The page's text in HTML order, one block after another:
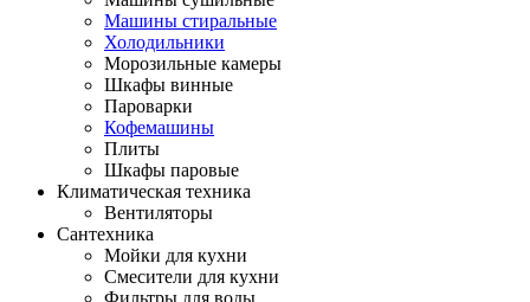
Машины стиральные
Холодильники
Морозильные камеры
Шкафы винные
Пароварки
Кофемашины
Плиты
Шкафы паровые
Климатическая техника
Вентиляторы
Сантехника
Мойки для кухни
Смесители для кухни
Фильтры для воды